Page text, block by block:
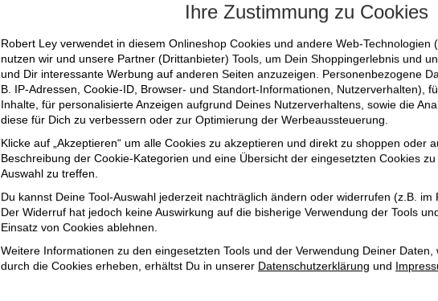
Look, der
moderne
Look oder
Details,
Ein echter
Brust, das
Ihre Zustimmung zu Cookies
Robert Ley verwendet in diesem Onlineshop Cookies und andere Web-Technologien
nutzen wir und unsere Partner (Drittanbieter) Tools, um Dein Shoppingerlebnis und
und Dir interessante Werbung auf anderen Seiten anzuzeigen. Personenbezogene
B. IP-Adressen, Cookie-ID, Browser- und Standort-Informationen, Nutzerverhalten),
Inhalte, für personalisierte Anzeigen aufgrund Deines Nutzerverhaltens, sowie die
diese für Dich zu verbessern oder zur Optimierung der Werbeaussteuerung.
Klicke auf „Akzeptieren“ um alle Cookies zu akzeptieren und direkt zu shoppen oder
Beschreibung der Cookie-Kategorien und eine Übersicht der eingesetzten Cookies
Auswahl zu treffen.
Du kannst Deine Tool-Auswahl jederzeit nachträglich ändern oder widerrufen (z.B.
Der Widerruf hat jedoch keine Auswirkung auf die bisherige Verwendung der Tools
Einsatz von Cookies ablehnen.
Weitere Informationen zu den eingesetzten Tools und der Verwendung Deiner
durch die Cookies erheben, erhältst Du in unserer Datenschutzerklärung und